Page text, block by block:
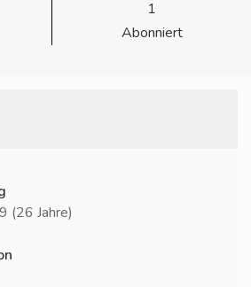
1
Abonniert
(26 Jahre)